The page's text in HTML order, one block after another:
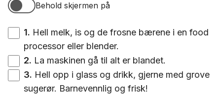
Behold skjermen på
Behold skjermen på
1. Hell melk, is og de frosne bærene i en food
processor eller blender.
2. La maskinen gå til alt er blandet.
3. Hell opp i glass og drikk, gjerne med grove
sugerør. Barnevennlig og frisk!